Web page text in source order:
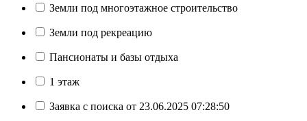
Земли под многоэтажное строительство
Земли под рекреацию
Пансионаты и базы отдыха
1 этаж
Заявка с поиска от 23.06.2025 07:28:50